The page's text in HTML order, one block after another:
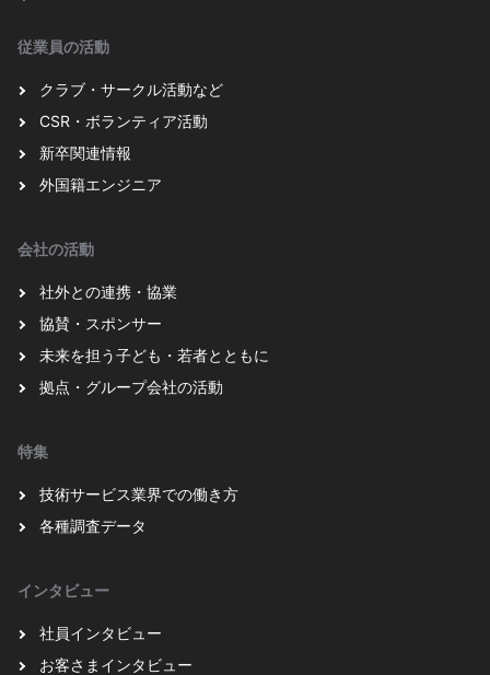
従業員の活動
クラブ・サークル活動など
CSR・ボランティア活動
新卒関連情報
外国籍エンジニア
会社の活動
社外との連携・協業
協賛・スポンサー
未来を担う子ども・若者とともに
拠点・グループ会社の活動
特集
技術サービス業界での働き方
各種調査データ
インタビュー
社員インタビュー
お客さまインタビュー